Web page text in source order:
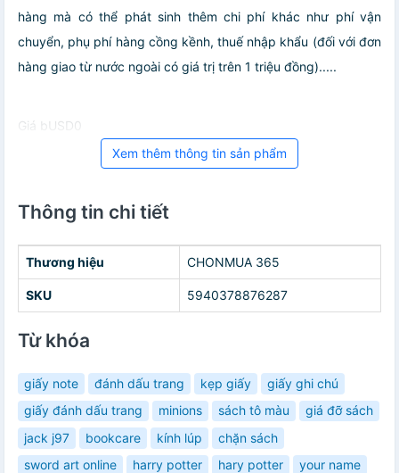
hàng mà có thể phát sinh thêm chi phí khác như phí vận
chuyển, phụ phí hàng cồng kềnh, thuế nhập khẩu (đối với đơn
hàng giao từ nước ngoài có giá trị trên 1 triệu đồng).....
Giá bUSD0
Xem thêm thông tin sản phẩm
Thông tin chi tiết
Thương hiệu CHONMUA 365
SKU 5940378876287
Từ khóa
giấy note đánh dấu trang kẹp giấy
giấy ghi chú
giấy đánh dấu trang
minions sách tô màu
giá đỡ sách
jack j97
bookcare kính lúp
chặn sách
sword art online
harry potter hary potter
your name